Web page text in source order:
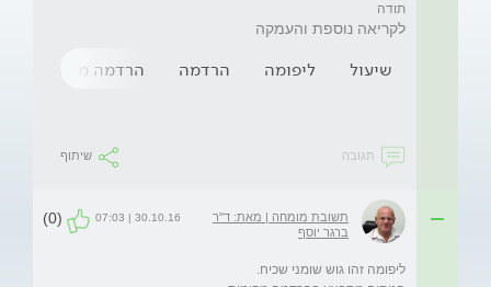
תודה
לקריאה נוספת והעמקה
שיעול ליפומה הרדמה הרדמה מקומית
תגובה שיתוף
תשובת מומחה | מאת: ד"ר
ברגר יוסף
30.10.16 | 07:03
(0)